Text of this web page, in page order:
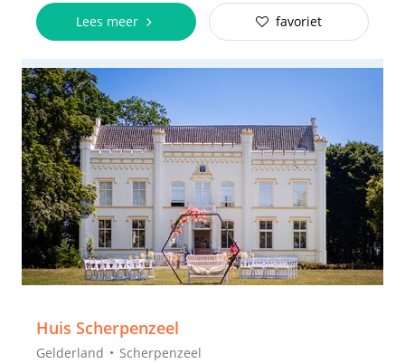
Lees meer favoriet
Huis Scherpenzeel
Gelderland
Scherpenzeel